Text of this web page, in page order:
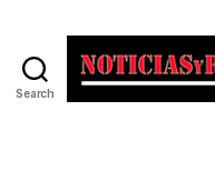
Search